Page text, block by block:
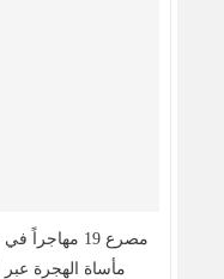
مصرع 19
مأساة الهجرة